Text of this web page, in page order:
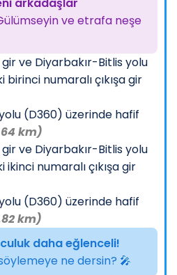
arkadaşlar
ve etrafa neşe
ve Diyarbakır-Bitlis yolu
numaralı çıkışa gir
(D360) üzerinde hafif
km)
ve Diyarbakır-Bitlis yolu
numaralı çıkışa gir
(D360) üzerinde hafif
km)
daha eğlenceli!
ne dersin? 🎤